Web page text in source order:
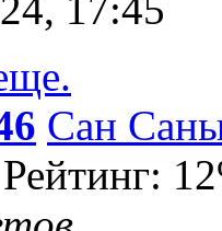
Сан
Рейтинг: